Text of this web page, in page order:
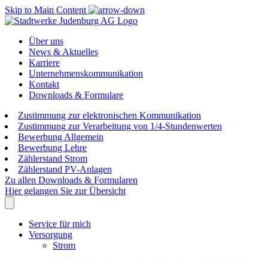
Skip to Main Content
Über uns
News & Aktuelles
Karriere
Unternehmenskommunikation
Kontakt
Downloads & Formulare
Zustimmung zur elektronischen Kommunikation
Zustimmung zur Verarbeitung von 1/4-Stundenwerten
Bewerbung Allgemein
Bewerbung Lehre
Zählerstand Strom
Zählerstand PV-Anlagen
Zu allen Downloads & Formularen
Hier gelangen Sie zur Übersicht
Service für mich
Versorgung
Strom